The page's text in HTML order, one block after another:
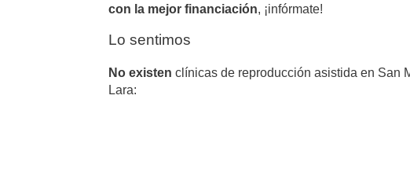
con la mejor financiación, ¡infórmate!
Lo sentimos
No existen clínicas de reproducción asistida en San
Lara: